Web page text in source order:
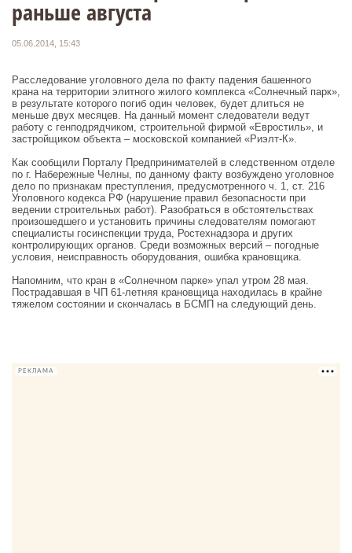
раньше августа
05.06.2014, 15:43
Расследование уголовного дела по факту падения башенного
крана на территории элитного жилого комплекса «Солнечный парк»,
в результате которого погиб один человек, будет длиться не
меньше двух месяцев. На данный момент следователи ведут
работу с генподрядчиком, строительной фирмой «Евростиль», и
застройщиком объекта – московской компанией «Риэлт-К».
Как сообщили Порталу Предпринимателей в следственном отделе
по г. Набережные Челны, по данному факту возбуждено уголовное
дело по признакам преступления, предусмотренного ч. 1, ст. 216
Уголовного кодекса РФ (нарушение правил безопасности при
ведении строительных работ). Разобраться в обстоятельствах
произошедшего и установить причины следователям помогают
специалисты госинспекции труда, Ростехнадзора и других
контролирующих органов. Среди возможных версий – погодные
условия, неисправность оборудования, ошибка крановщика.
Напомним, что кран в «Солнечном парке» упал утром 28 мая.
Пострадавшая в ЧП 61-летняя крановщица находилась в крайне
тяжелом состоянии и скончалась в БСМП на следующий день.
РЕКЛАМА